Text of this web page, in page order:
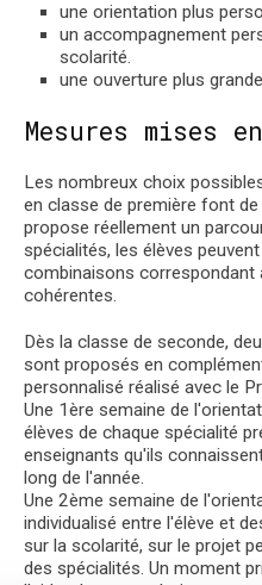
une orientation plus
un accompagnement
scolarité.
une ouverture plus
Mesures mises
Les nombreux choix
en classe de première font
propose réellement un
spécialités, les élèves
combinaisons correspondant
cohérentes.
Dès la classe de seconde,
sont proposés en
personnalisé réalisé avec le
Une 1ère semaine de
élèves de chaque spécialité
enseignants qu'ils
long de l'année.
Une 2ème semaine de
individualisé entre l'élève et
sur la scolarité, sur le projet
des spécialités. Un moment